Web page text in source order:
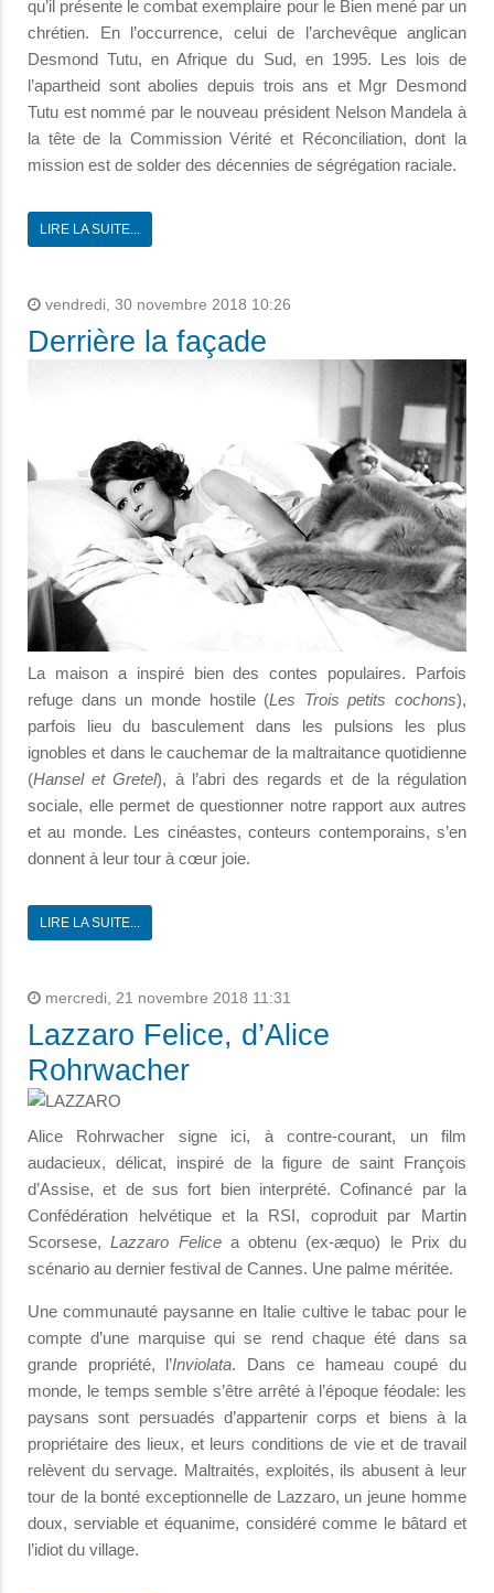
qu’il présente le combat exemplaire pour le Bien mené par un
chrétien. En l’occurrence, celui de l’archevêque anglican
Desmond Tutu, en Afrique du Sud, en 1995. Les lois de
l’apartheid sont abolies depuis trois ans et Mgr Desmond
Tutu est nommé par le nouveau président Nelson Mandela à
la tête de la Commission Vérité et Réconciliation, dont la
mission est de solder des décennies de ségrégation raciale.
LIRE LA SUITE...
vendredi, 30 novembre 2018 10:26
Derrière la façade
La maison a inspiré bien des contes populaires. Parfois
refuge dans un monde hostile (Les Trois petits cochons),
parfois lieu du basculement dans les pulsions les plus
ignobles et dans le cauchemar de la maltraitance quotidienne
(Hansel et Gretel), à l’abri des regards et de la régulation
sociale, elle permet de questionner notre rapport aux autres
et au monde. Les cinéastes, conteurs contemporains, s’en
donnent à leur tour à cœur joie.
LIRE LA SUITE...
mercredi, 21 novembre 2018 11:31
Lazzaro Felice, d’Alice
Rohrwacher
Alice Rohrwacher signe ici, à contre-courant, un film
audacieux, délicat, inspiré de la figure de saint François
d’Assise, et de sus fort bien interprété. Cofinancé par la
Confédération helvétique et la RSI, coproduit par Martin
Scorsese,Lazzaro Felicea obtenu (ex-æquo) le Prix du
scénario au dernier festival de Cannes. Une palme méritée.
Une communauté paysanne en Italie cultive le tabac pour le
compte d’une marquise qui se rend chaque été dans sa
grande propriété, l’Inviolata. Dans ce hameau coupé du
monde, le temps semble s’être arrêté à l’époque féodale: les
paysans sont persuadés d’appartenir corps et biens à la
propriétaire des lieux, et leurs conditions de vie et de travail
relèvent du servage. Maltraités, exploités, ils abusent à leur
tour de la bonté exceptionnelle de Lazzaro, un jeune homme
doux, serviable et équanime, considéré comme le bâtard et
l’idiot du village.